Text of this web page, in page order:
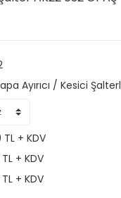
Ayırıcı / Kesici
+ KDV
+ KDV
+ KDV